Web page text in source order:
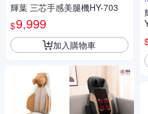
輝葉 三芯手感美腿機HY-703
$9,999
加入購物車